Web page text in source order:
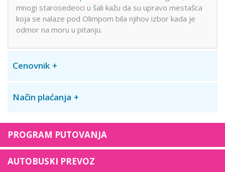
mnogi starosedeoci u šali kažu da su upravo mestašca
koja se nalaze pod Olimpom bila njihov izbor kada je
odmor na moru u pitanju.
Cenovnik
Način plaćanja
PROGRAM PUTOVANJA
AUTOBUSKI PREVOZ